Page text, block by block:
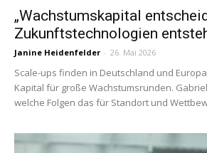
„Wachstumskapital
Zukunftstechnologien
Janine Heidenfelder - 26. Mai 2026
Scale-ups finden in Deutschland und
Kapital für große Wachstumsrunden.
welche Folgen das für Standort und